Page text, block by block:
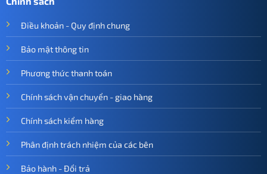
Điều khoản - Quy định chung
Bảo mật thông tin
Phương thức thanh toán
Chính sách vận chuyển - giao hàng
Chính sách kiểm hàng
Phân định trách nhiệm của các bên
Bảo hành - Đổi trả